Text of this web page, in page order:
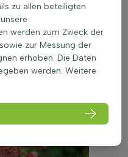
zu allen beteiligten
werden zum Zweck der
zur Messung der
erhoben. Die Daten
werden. Weitere